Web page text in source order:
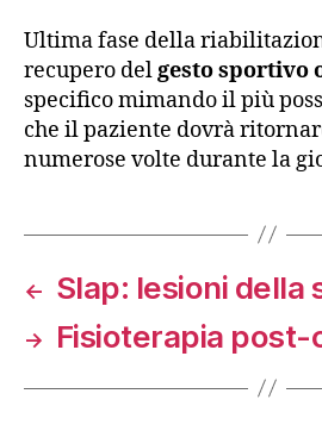
Ultima fase della
recupero delgesto sportivo
specifico mimando il più
che il paziente dovrà
numerose volte durante la
← Slap: lesioni della
→ Fisioterapia post-